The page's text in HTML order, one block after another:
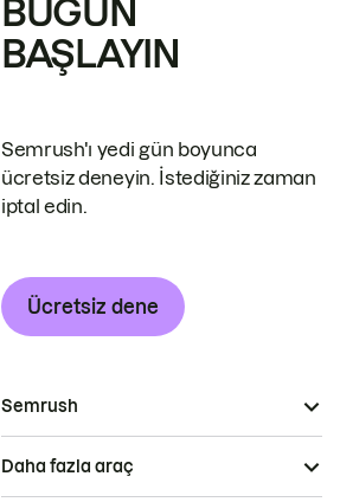
BUGÜN
BAŞLAYIN
Semrush'ı yedi gün boyunca
ücretsiz deneyin. İstediğiniz zaman
iptal edin.
Ücretsiz dene
Semrush
Daha fazla araç